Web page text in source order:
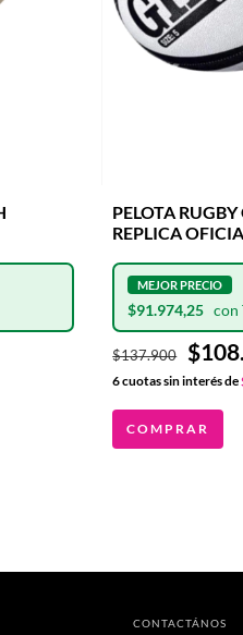
PELOTA
REPLICA
$137.900
$91.974,25
6cuotas sin interés de
COMPRAR
CONTACTÁNOS